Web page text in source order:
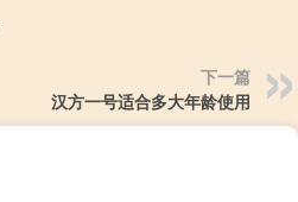
下一篇
汉方一号适合多大年龄使用